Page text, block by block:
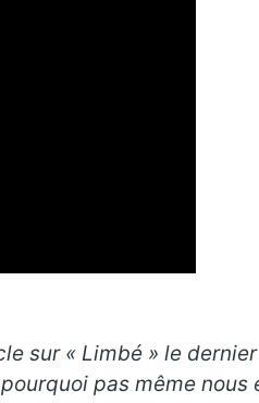
sur « Limbé » le
pas même nous